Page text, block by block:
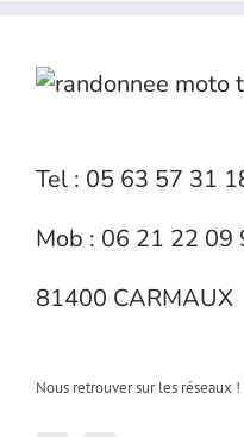
Tel : 05 63 57 31
Mob : 06 21 22 09
81400 CARMAUX
Nous retrouver sur les réseaux !